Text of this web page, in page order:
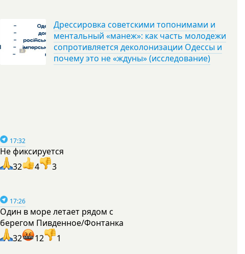
Дрессировка советскими топонимами и
ментальный «манеж»: как часть молодежи
сопротивляется деколонизации Одессы и
почему это не «ждуны» (исследование)
17:32
Не фиксируется
32
4 3
17:26
Один в море летает рядом с
берегом Пивденное/Фонтанка
32
12 1